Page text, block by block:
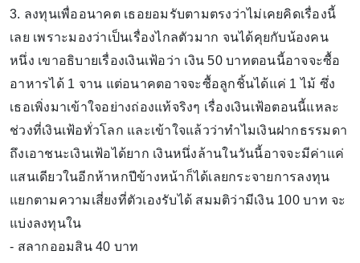
3. ลงทุนเพื่ออนาคต เธอยอมรับตามตรงว่าไม่เคยคิดเรื่องนี้
เลย เพราะมองว่าเป็นเรื่องไกลตัวมาก จนได้คุยกับน้องคน
หนึ่ง เขาอธิบายเรื่องเงินเฟ้อว่า เงิน 50 บาทตอนนี้อาจจะซื้อ
อาหารได้ 1 จาน แต่อนาคตอาจจะซื้อลูกชิ้นได้แค่ 1 ไม้ ซึ่ง
เธอเพิ่งมาเข้าใจอย่างถ่องแท้จริงๆ เรื่องเงินเฟ้อตอนนี้แหละ
ช่วงที่เงินเฟ้อทั่วโลก และเข้าใจแล้วว่าทำไมเงินฝากธรรมดา
ถึงเอาชนะเงินเฟ้อได้ยาก เงินหนึ่งล้านในวันนี้อาจจะมีค่าแค่
แสนเดียวในอีกห้าหกปีข้างหน้าก็ได้เลยกระจายการลงทุน
แยกตามความเสี่ยงที่ตัวเองรับได้ สมมติว่ามีเงิน 100 บาท จะ
แบ่งลงทุนใน
- สลากออมสิน 40 บาท